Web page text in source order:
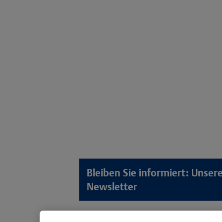
Bleiben Sie informiert:
Newsletter